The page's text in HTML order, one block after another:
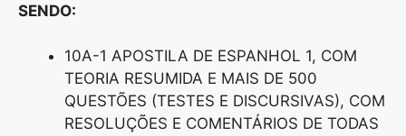
SENDO:
10A-1 APOSTILA DE ESPANHOL 1, COM
TEORIA RESUMIDA E MAIS DE 500
QUESTÕES (TESTES E DISCURSIVAS), COM
RESOLUÇÕES E COMENTÁRIOS DE TODAS